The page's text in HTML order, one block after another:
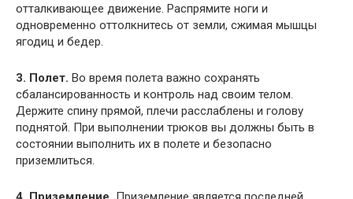
отталкивающее движение. Распрямите ноги и
одновременно оттолкнитесь от земли, сжимая мышцы
ягодиц и бедер.
3. Полет. Во время полета важно сохранять
сбалансированность и контроль над своим телом.
Держите спину прямой, плечи расслаблены и голову
поднятой. При выполнении трюков вы должны быть в
состоянии выполнить их в полете и безопасно
приземлиться.